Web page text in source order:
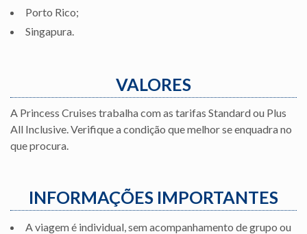
Porto Rico;
Singapura.
VALORES
A Princess Cruises trabalha com as tarifas Standard ou Plus
All Inclusive. Verifique a condição que melhor se enquadra no
que procura.
INFORMAÇÕES IMPORTANTES
A viagem é individual, sem acompanhamento de grupo ou